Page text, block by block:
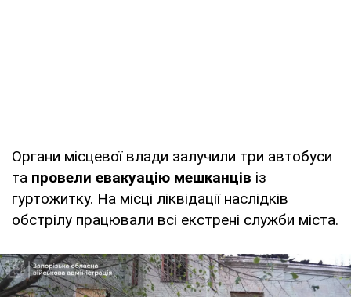
Органи місцевої влади залучили три автобуси
та провели евакуацію мешканців із
гуртожитку. На місці ліквідації наслідків
обстрілу працювали всі екстрені служби міста.